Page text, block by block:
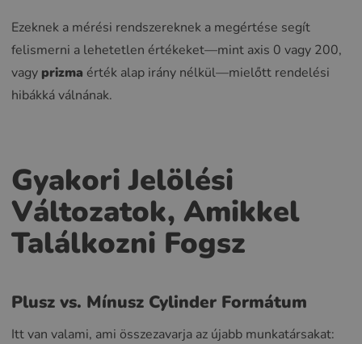
Ezeknek a mérési rendszereknek a megértése segít
felismerni a lehetetlen értékeket—mint axis 0 vagy 200,
vagy prizma érték alap irány nélkül—mielőtt rendelési
hibákká válnának.
Gyakori Jelölési
Változatok, Amikkel
Találkozni Fogsz
Plusz vs. Mínusz Cylinder Formátum
Itt van valami, ami összezavarja az újabb munkatársakat: